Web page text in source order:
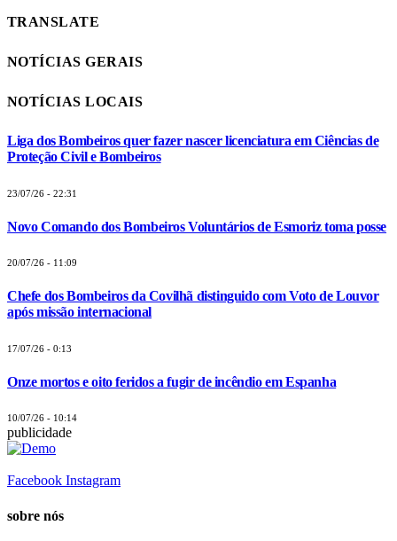
TRANSLATE
NOTÍCIAS GERAIS
NOTÍCIAS LOCAIS
Liga dos Bombeiros quer fazer nascer licenciatura em Ciências de
Proteção Civil e Bombeiros
23/07/26 - 22:31
Novo Comando dos Bombeiros Voluntários de Esmoriz toma posse
20/07/26 - 11:09
Chefe dos Bombeiros da Covilhã distinguido com Voto de Louvor
após missão internacional
17/07/26 - 0:13
Onze mortos e oito feridos a fugir de incêndio em Espanha
10/07/26 - 10:14
publicidade
Facebook Instagram
sobre nós